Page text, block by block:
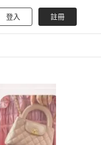
登入 註冊